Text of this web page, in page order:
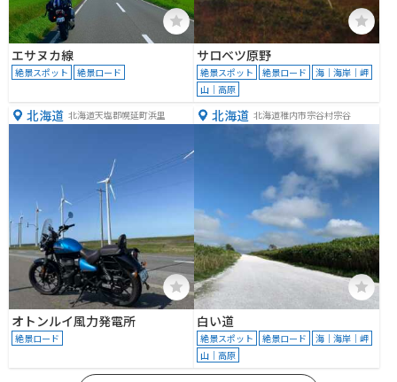
エサヌカ線
絶景スポット 絶景ロード
サロベツ原野
絶景スポット 絶景ロード
海｜海岸｜岬
山｜高原
北海道 北海道天塩郡幌延町浜里
オトンルイ風力発電所
絶景ロード
北海道 北海道稚内市宗谷村宗谷
白い道
絶景スポット 絶景ロード
海｜海岸｜岬
山｜高原